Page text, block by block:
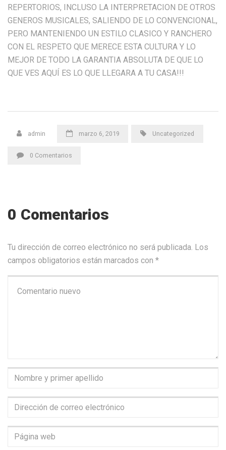
REPERTORIOS, INCLUSO LA INTERPRETACION DE OTROS
GENEROS MUSICALES, SALIENDO DE LO CONVENCIONAL,
PERO MANTENIENDO UN ESTILO CLASICO Y RANCHERO
CON EL RESPETO QUE MERECE ESTA CULTURA Y LO
MEJOR DE TODO LA GARANTIA ABSOLUTA DE QUE LO
QUE VES AQUÍ ES LO QUE LLEGARA A TU CASA!!!
admin marzo 6, 2019 Uncategorized
0 Comentarios
0 Comentarios
Tu dirección de correo electrónico no será publicada. Los
campos obligatorios están marcados con *
comentario*
Nombre
primer
apellido*
Dirección
correo
electrónico*
Página